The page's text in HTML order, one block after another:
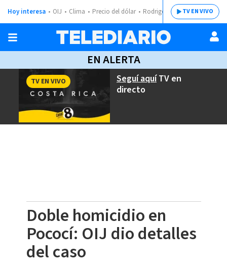
Hoy interesa OIJ Clima Precio del dólar Rodrigo ChavesTV EN VIVO
EN ALERTA
Seguí aquíTV en
directo
TV EN VIVO
Doble homicidio en
Pococí: OIJ dio detalles
del caso